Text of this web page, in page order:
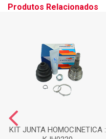
Produtos Relacionados
KIT JUNTA HOMOCINETICA :